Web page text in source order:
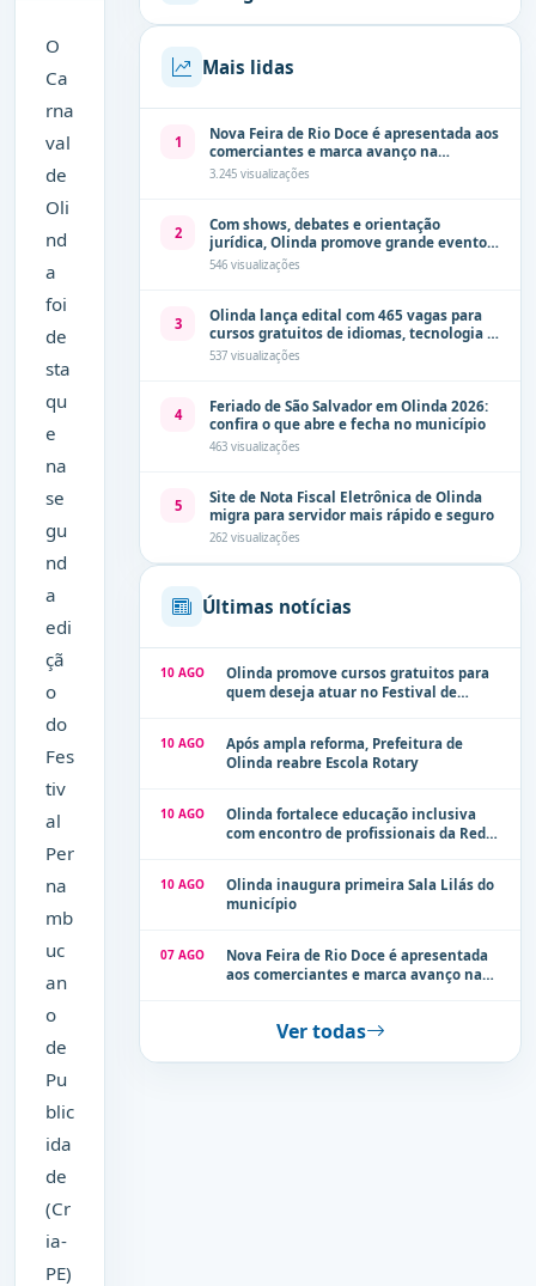
O
Ca
rna
val
de
Oli
nd
a
foi
de
sta
qu
e
na
se
gu
nd
a
edi
çã
o
do
Fes
tiv
al
Per
na
mb
uc
an
o
de
Pu
blic
ida
de
(Cr
ia-
PE)
Mais lidas
1
Nova Feira de Rio Doce é apresentada aos
comerciantes e marca avanço na
modernização dos espaços públicos de
3.245 visualizações
2
Com shows, debates e orientação
jurídica, Olinda promove grande evento
de combate à violência contra a mulher
neste sábado (8)
546 visualizações
3
Olinda lança edital com 465 vagas para
cursos gratuitos de idiomas, tecnologia e
comunicação
537 visualizações
4
Feriado de São Salvador em Olinda 2026:
confira o que abre e fecha no município
463 visualizações
5
Site de Nota Fiscal Eletrônica de Olinda
migra para servidor mais rápido e seguro
262 visualizações
Últimas notícias
10 AGO
Olinda promove cursos gratuitos para
quem deseja atuar no Festival de
10 AGO
Após ampla reforma, Prefeitura de
Olinda reabre Escola Rotary
10 AGO
Olinda fortalece educação inclusiva
com encontro de profissionais da Rede
10 AGO
Olinda inaugura primeira Sala Lilás do
município
07 AGO
Nova Feira de Rio Doce é apresentada
aos comerciantes e marca avanço na
Ver todas